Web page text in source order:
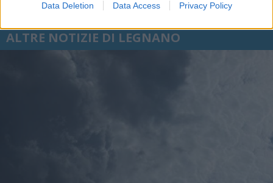
Data Deletion Data Access Privacy Policy
ALTRE NOTIZIE DI LEGNANO